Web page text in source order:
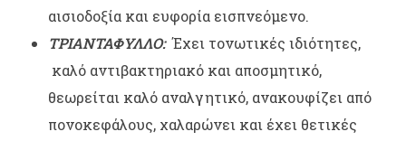
αισιοδοξία και ευφορία εισπνεόμενο.
ΤΡΙΑΝΤΑΦΥΛΛΟ:Έχει τονωτικές ιδιότητες,
καλό αντιβακτηριακό και αποσμητικό,
θεωρείται καλό αναλγητικό, ανακουφίζει από
πονοκεφάλους, χαλαρώνει και έχει θετικές